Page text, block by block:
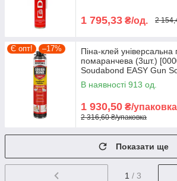
1 795,33 ₴/од. 2
Є опт! –17%
Піна-клей універсальна
помаранчева (3шт.)
Soudabond EASY Gun
В наявності 913 од.
1 930,50 ₴/упаковка
2 316,60 ₴/упаковка
Показати ще
1 / 3